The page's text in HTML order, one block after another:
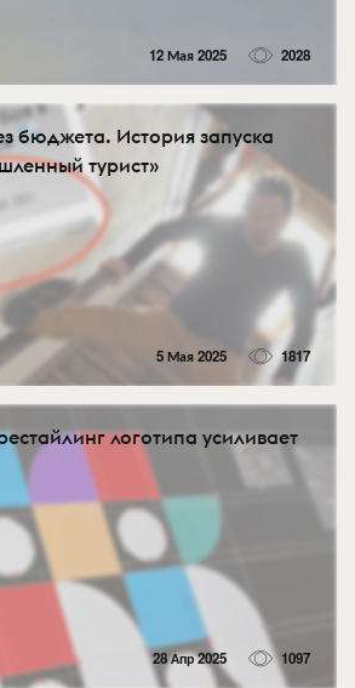
12 Мая 2025 2028
бюджета. История запуска
турист»
5 Мая 2025 1817
логотипа усиливает
28 Апр 2025 1097